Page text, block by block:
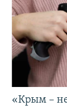
«Крым –